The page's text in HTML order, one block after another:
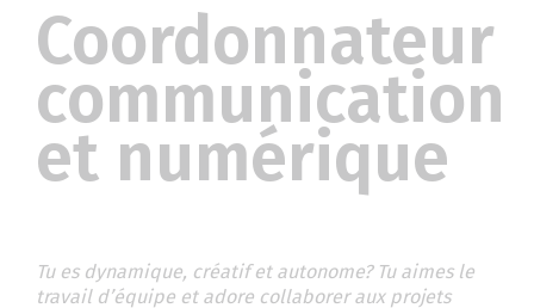
Coordonnateur
communication
et numérique
Tu es dynamique, créatif et autonome? Tu aimes le
travail d’équipe et adore collaborer aux projets